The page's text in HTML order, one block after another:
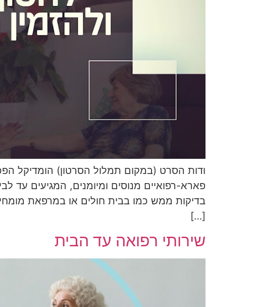
ודות הסרט (במקום תמלול הסרטון) הומדיקל
פארא-רפואיים מנוסים ומיומנים, המגיעים עד
בדיקות ממש כמו בבית חולים או במרפאת
[…]
שירותי רפואה עד הבית